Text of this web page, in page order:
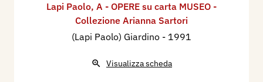
Lapi Paolo, A - OPERE su carta MUSEO -
Collezione Arianna Sartori
(Lapi Paolo) Giardino - 1991
Visualizza scheda